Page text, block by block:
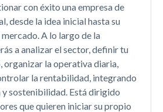
con éxito una empresa de
desde la idea inicial hasta su
A lo largo de la
a analizar el sector, definir tu
organizar la operativa diaria,
la rentabilidad, integrando
y sostenibilidad. Está dirigido
que quieren iniciar su propio